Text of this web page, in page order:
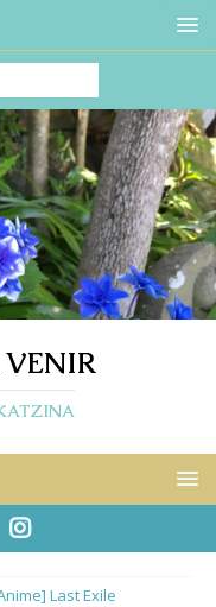
VENIR
Last Exile